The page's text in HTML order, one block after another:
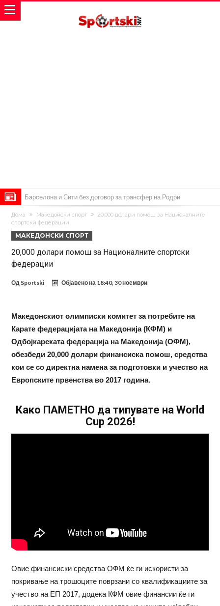
Барселона и Сити без договор за трансфер на Родри
Никој не разбира зошто: Мурињо брутално го понижи
Ференцварош по натпреварот
Арсенал и Манчестер Јунајтед сакаат напаѓач од Интер: Цената е
Се подготвува фудбалска предавство какво што не е видено од
2010 година?
Тикет на денот (недела, 09.08.2026)
го остави без зборови
Зборови кои сите ги чекаа, Симеоне го спореди Алварез со
Гризман
Реал Мадрид ја прекинува потрагата по нов играч за врска
Дома Македонски спорт
20,000 долари помош за Националните
спортски федерации
МАКЕДОНСКИ СПОРТ
20,000 долари помош за Националните спортски
федерации
Од Sportski Објавено на 18:40, 30 ноември
Македонскиот олимписки комитет за потребите на
Карате федерацијата на Македонија (КФМ) и
Одбојкарската федерација на Македонија (ОФМ),
обезбеди 20,000 долари финансиска помош, средства
кои се со директна намена за подготовки и учество на
Европските првенства во 2017 година.
Како ПАМЕТНО да типувате на World
Cup 2026!
Овие финансиски средства ОФМ ќе ги искористи за
покривање на трошоците поврзани со квалификациите за
учество на ЕП 2017, додека КФМ овие финансии ќе ги